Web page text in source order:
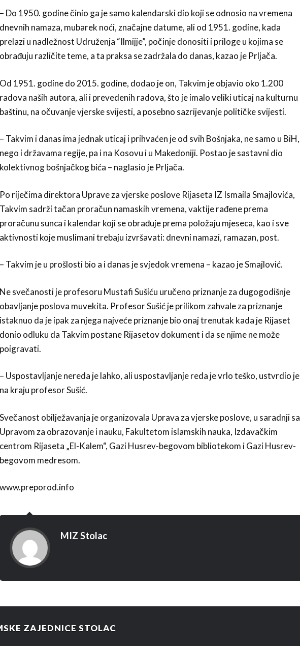
– Do 1950. godine činio ga je samo kalendarski dio koji se odnosio na vremena
dnevnih namaza, mubarek noći, značajne datume, ali od 1951. godine, kada
prelazi u nadležnost Udruženja “Ilmijje”, počinje donositi i priloge u kojima se
obrađuju različite teme, a ta praksa se zadržala do danas, kazao je Prljača.
Od 1951. godine do 2015. godine, dodao je on, Takvim je objavio oko 1.200
radova naših autora, ali i prevedenih radova, što je imalo veliki uticaj na kulturnu
baštinu, na očuvanje vjerske svijesti, a posebno sazrijevanje političke svijesti.
– Takvim i danas ima jednak uticaj i prihvaćen je od svih Bošnjaka, ne samo u BiH,
nego i državama regije, pa i na Kosovu i u Makedoniji. Postao je sastavni dio
kolektivnog bošnjačkog bića – naglasio je Prljača.
Po riječima direktora Uprave za vjerske poslove Rijaseta IZ Ismaila Smajlovića,
Takvim sadrži tačan proračun namaskih vremena, vaktije rađene prema
proračunu sunca i kalendar koji se obrađuje prema položaju mjeseca, kao i sve
aktivnosti koje muslimani trebaju izvršavati: dnevni namazi, ramazan, post.
– Takvim je u prošlosti bio a i danas je svjedok vremena – kazao je Smajlović.
Ne svečanosti je profesoru Mustafi Sušiću uručeno priznanje za dugogodišnje
obavljanje poslova muvekita. Profesor Sušić je prilikom zahvale za priznanje
istaknuo da je ipak za njega najveće priznanje bio onaj trenutak kada je Rijaset
donio odluku da Takvim postane Rijasetov dokument i da se njime ne može
poigravati.
– Uspostavljanje nereda je lahko, ali uspostavljanje reda je vrlo teško, ustvrdio je
na kraju profesor Sušić.
Svečanost obilježavanja je organizovala Uprava za vjerske poslove, u saradnji sa
Upravom za obrazovanje i nauku, Fakultetom islamskih nauka, Izdavačkim
centrom Rijaseta „El-Kalem“, Gazi Husrev-begovom bibliotekom i Gazi Husrev-
begovom medresom.
www.preporod.info
MIZ Stolac
ZAJEDNICE STOLAC